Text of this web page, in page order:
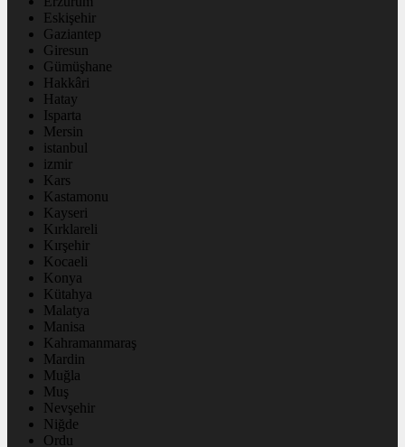
Eskişehir
Gaziantep
Giresun
Gümüşhane
Hakkâri
Hatay
Isparta
Mersin
istanbul
izmir
Kars
Kastamonu
Kayseri
Kırklareli
Kırşehir
Kocaeli
Konya
Kütahya
Malatya
Manisa
Kahramanmaraş
Mardin
Muğla
Muş
Nevşehir
Niğde
Ordu